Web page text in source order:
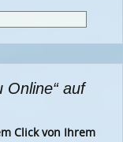
Online“ auf
Click von Ihrem